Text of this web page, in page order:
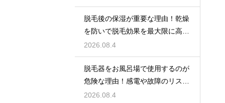
脱毛後の保湿が重要な理由！乾燥
を防いで脱毛効果を最大限に高め
るポイント
2026.08.4
脱毛器をお風呂場で使用するのが
危険な理由！感電や故障のリスク
を避けるための安全な環境選び
2026.08.4